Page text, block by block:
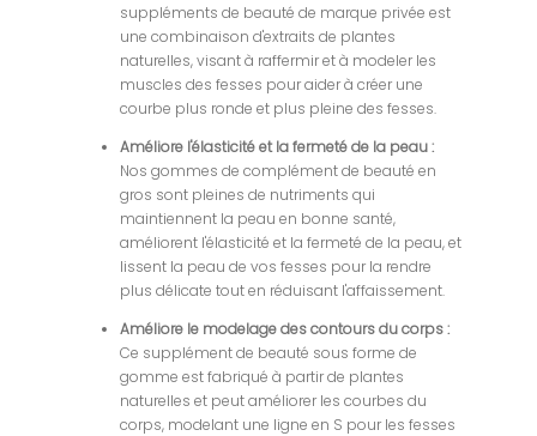
suppléments de beauté de marque privée est
une combinaison d'extraits de plantes
naturelles, visant à raffermir et à modeler les
muscles des fesses pour aider à créer une
courbe plus ronde et plus pleine des fesses.
Améliore l'élasticité et la fermeté de la peau :
Nos gommes de complément de beauté en
gros sont pleines de nutriments qui
maintiennent la peau en bonne santé,
améliorent l'élasticité et la fermeté de la peau, et
lissent la peau de vos fesses pour la rendre
plus délicate tout en réduisant l'affaissement.
Améliore le modelage des contours du corps :
Ce supplément de beauté sous forme de
gomme est fabriqué à partir de plantes
naturelles et peut améliorer les courbes du
corps, modelant une ligne en S pour les fesses